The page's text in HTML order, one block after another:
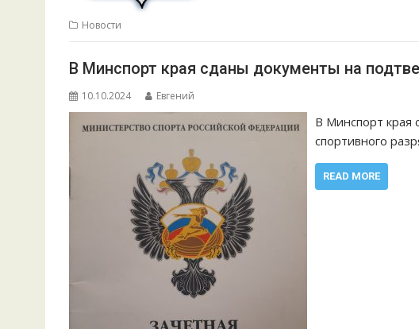
Новости
В Минспорт края сданы документы на
10.10.2024 Евгений
В Минспорт края
спортивного
READ MORE